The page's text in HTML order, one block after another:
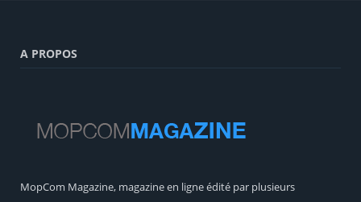
A PROPOS
MopCom Magazine, magazine en ligne édité par plusieurs